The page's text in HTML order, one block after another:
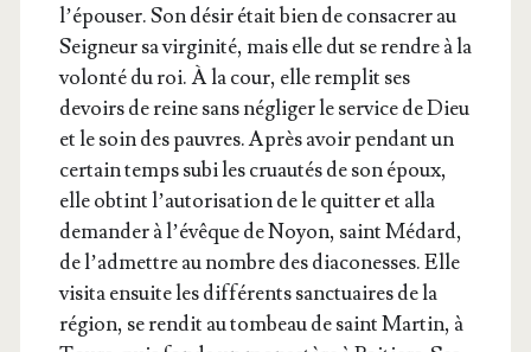
l’é­pou­ser. Son désir était bien de consa­crer au
Sei­gneur sa vir­gi­ni­té, mais elle dut se rendre à la
volon­té du roi. À la cour, elle rem­plit ses
devoirs de reine sans négli­ger le ser­vice de Dieu
et le soin des pauvres. Après avoir pen­dant un
cer­tain temps subi les cruau­tés de son époux,
elle obtint l’au­to­ri­sa­tion de le quit­ter et alla
deman­der à l’é­vêque de Noyon, saint Médard,
de l’ad­mettre au nombre des dia­co­nesses. Elle
visi­ta ensuite les dif­fé­rents sanc­tuaires de la
région, se ren­dit au tom­beau de saint Mar­tin, à